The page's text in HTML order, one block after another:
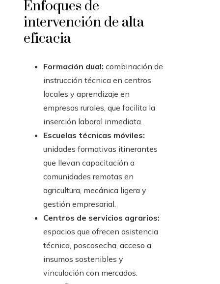
Enfoques de
intervención de alta
eficacia
Formación dual: combinación de
instrucción técnica en centros
locales y aprendizaje en
empresas rurales, que facilita la
inserción laboral inmediata.
Escuelas técnicas móviles:
unidades formativas itinerantes
que llevan capacitación a
comunidades remotas en
agricultura, mecánica ligera y
gestión empresarial.
Centros de servicios agrarios:
espacios que ofrecen asistencia
técnica, poscosecha, acceso a
insumos sostenibles y
vinculación con mercados.